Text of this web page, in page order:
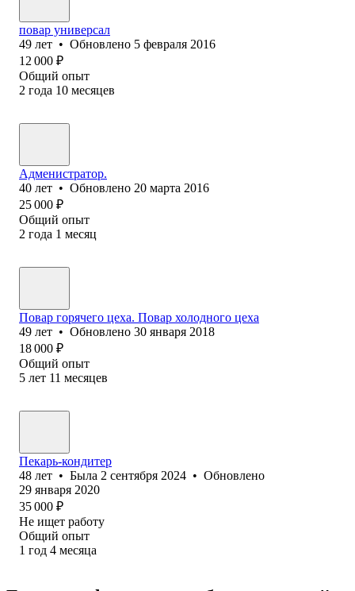
повар универсал
49 лет • Обновлено 5 февраля 2016
12 000 ₽
Общий опыт
2 года 10 месяцев
Адменистратор.
40 лет • Обновлено 20 марта 2016
25 000 ₽
Общий опыт
2 года 1 месяц
Повар горячего цеха. Повар холодного цеха
49 лет • Обновлено 30 января 2018
18 000 ₽
Общий опыт
5 лет 11 месяцев
Пекарь-кондитер
48 лет • Была 2 сентября 2024 • Обновлено
29 января 2020
35 000 ₽
Не ищет работу
Общий опыт
1 год 4 месяца